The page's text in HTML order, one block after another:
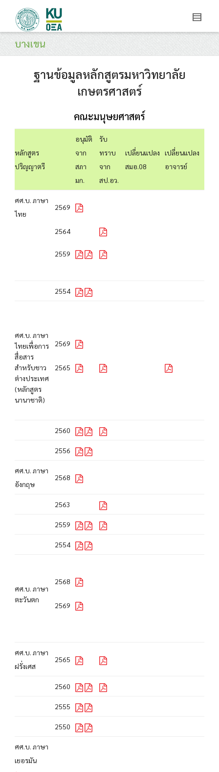
บางเขน
ฐานข้อมูลหลักสูตรมหาวิทยาลัย
เกษตรศาสตร์
คณะมนุษยศาสตร์
หลักสูตร
ปริญญาตรี
อนุมัติ
จาก
สภา
มก.
รับ
ทราบ
จาก
สป.อว.
เปลี่ยนแปลง
สมอ.08
เปลี่ยนแปลง
อาจารย์
ศศ.บ. ภาษา
ไทย
2569
2564
2559
2554
ศศ.บ. ภาษา
ไทยเพื่อการ
สื่อสาร
สำหรับชาว
ต่างประเทศ
(หลักสูตร
นานาชาติ)
2569
2565
2560
2556
ศศ.บ. ภาษา
อังกฤษ
2568
2563
2559
2554
ศศ.บ. ภาษา
ตะวันตก
2568
2569
ศศ.บ. ภาษา
ฝรั่งเศส
2565
2560
2555
2550
ศศ.บ. ภาษา
เยอรมัน